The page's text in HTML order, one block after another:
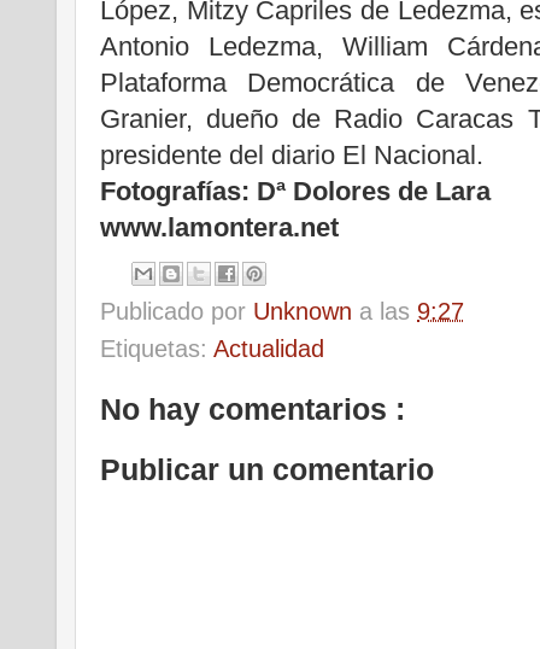
López, Mitzy Capriles de Ledezma,
Antonio Ledezma, William
Plataforma Democrática de
Granier, dueño de Radio Caracas
presidente del diario El Nacional.
Fotografías: Dª Dolores de Lara
www.lamontera.net
Publicado por Unknown a las 9:27
Etiquetas: Actualidad
No hay comentarios :
Publicar un comentario